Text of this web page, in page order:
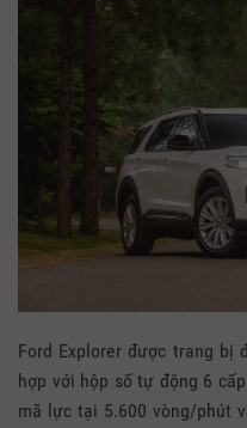
Ford Explorer được trang bị
hợp với hộp số tự động 6
mã lực tại 5.600 vòng/phút